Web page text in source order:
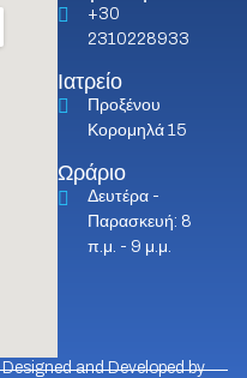
+30
2310228933
Ιατρείο
Προξένου
Κορομηλά 15
Ωράριο
Δευτέρα -
Παρασκευή: 8
π.μ. - 9 μ.μ.
Designed and Developed by